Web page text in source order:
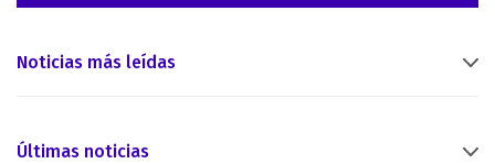
Noticias más leídas
Últimas noticias